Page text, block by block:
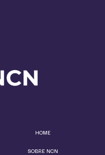
HOME
SOBRE NCN